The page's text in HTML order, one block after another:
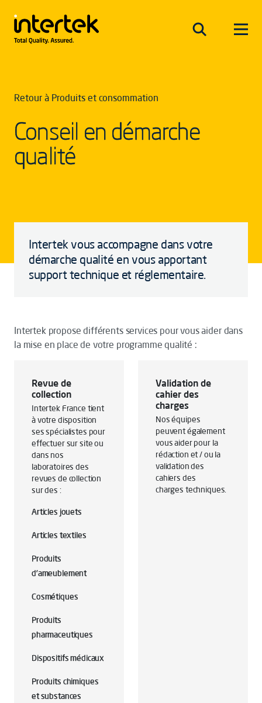
Retour à Produits et consommation
Conseil en démarche
qualité
Intertek vous accompagne dans votre
démarche qualité en vous apportant
support technique et réglementaire.
Intertek propose différents services pour vous aider dans
la mise en place de votre programme qualité :
Revue de
collection
Intertek France tient
à votre disposition
ses spécialistes pour
effectuer sur site ou
dans nos
laboratoires des
revues de collection
sur des :
Articles jouets
Articles textiles
Produits
d'ameublement
Cosmétiques
Produits
pharmaceutiques
Dispositifs médicaux
Produits chimiques
et substances
Validation de
cahier des
charges
Nos équipes
peuvent également
vous aider pour la
rédaction et / ou la
validation des
cahiers des
charges techniques.